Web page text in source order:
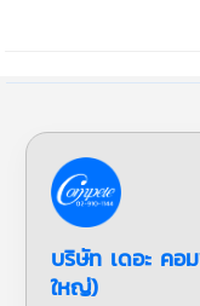
บริษัท เดอะ คอ
ใหญ่)